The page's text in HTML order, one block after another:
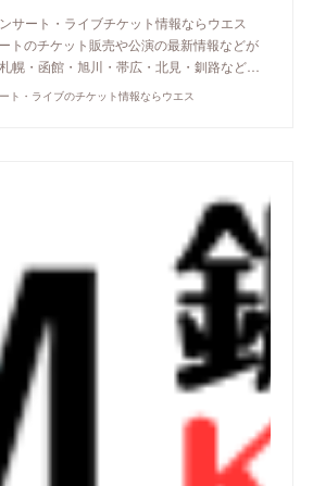
サート・ライブチケット情報ならウエス
トのチケット販売や公演の最新情報などが
幌・函館・旭川・帯広・北見・釧路など…
ト・ライブのチケット情報ならウエス